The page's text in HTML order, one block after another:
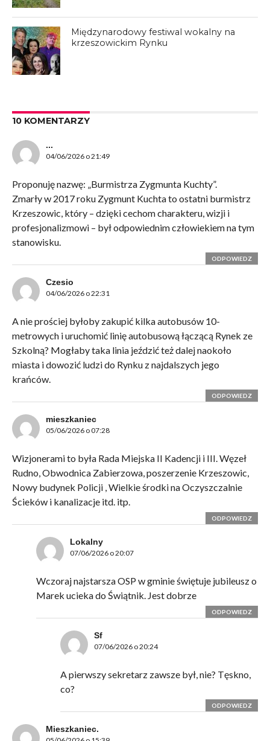
Międzynarodowy festiwal wokalny na
krzeszowickim Rynku
10 KOMENTARZY
...
04/06/2026 o 21:49
Proponuję nazwę: „Burmistrza Zygmunta Kuchty”.
Zmarły w 2017 roku Zygmunt Kuchta to ostatni burmistrz
Krzeszowic, który – dzięki cechom charakteru, wizji i
profesjonalizmowi – był odpowiednim człowiekiem na tym
stanowisku.
ODPOWIEDZ
Czesio
04/06/2026 o 22:31
A nie prościej byłoby zakupić kilka autobusów 10-
metrowych i uruchomić linię autobusową łączącą Rynek ze
Szkolną? Mogłaby taka linia jeździć też dalej naokoło
miasta i dowozić ludzi do Rynku z najdalszych jego
krańców.
ODPOWIEDZ
mieszkaniec
05/06/2026 o 07:28
Wizjonerami to była Rada Miejska II Kadencji i III. Węzeł
Rudno, Obwodnica Zabierzowa, poszerzenie Krzeszowic,
Nowy budynek Policji , Wielkie środki na Oczyszczalnie
Ścieków i kanalizacje itd. itp.
ODPOWIEDZ
Lokalny
07/06/2026 o 20:07
Wczoraj najstarsza OSP w gminie świętuje jubileusz o
Marek ucieka do Świątnik. Jest dobrze
ODPOWIEDZ
Sf
07/06/2026 o 20:24
A pierwszy sekretarz zawsze był, nie? Tęskno,
co?
ODPOWIEDZ
Mieszkaniec.